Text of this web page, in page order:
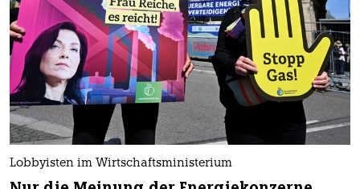
Lobbyisten im Wirtschaftsministerium